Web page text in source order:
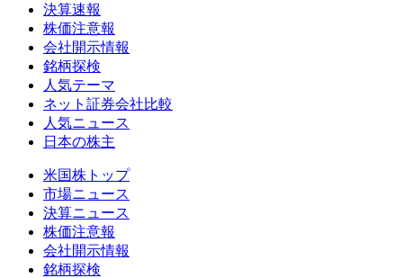
決算速報
株価注意報
会社開示情報
銘柄探検
人気テーマ
ネット証券会社比較
人気ニュース
日本の株主
米国株トップ
市場ニュース
決算ニュース
株価注意報
会社開示情報
銘柄探検